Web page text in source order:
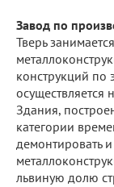
Завод по
Тверь
конструкций по
осуществляется
Здания,
категории
демонтировать
львиную долю